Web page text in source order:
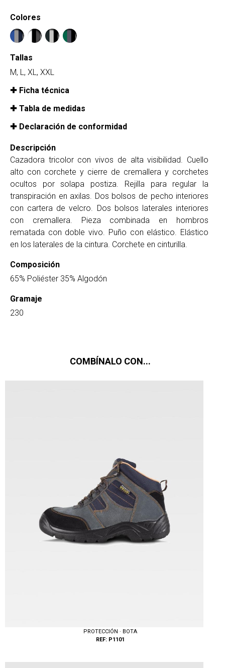
Colores
Tallas
M, L, XL, XXL
Ficha técnica
Tabla de medidas
Declaración de conformidad
Descripción
Cazadora tricolor con vivos de alta visibilidad. Cuello
alto con corchete y cierre de cremallera y corchetes
ocultos por solapa postiza. Rejilla para regular la
transpiración en axilas. Dos bolsos de pecho interiores
con cartera de velcro. Dos bolsos laterales interiores
con cremallera. Pieza combinada en hombros
rematada con doble vivo. Puño con elástico. Elástico
en los laterales de la cintura. Corchete en cinturilla.
Composición
65% Poliéster 35% Algodón
Gramaje
230
COMBÍNALO CON...
PROTECCIÓN · BOTA
REF: P1101